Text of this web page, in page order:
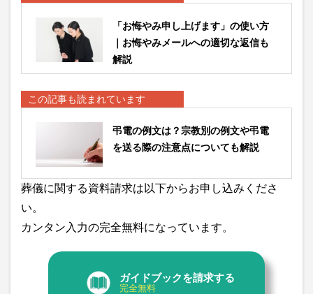
「お悔やみ申し上げます」の使い方
｜お悔やみメールへの適切な返信も
解説
この記事も読まれています
弔電の例文は？宗教別の例文や弔電
を送る際の注意点についても解説
葬儀に関する資料請求は以下からお申し込みくださ
い。
カンタン入力の完全無料になっています。
ガイドブックを請求する
完全無料